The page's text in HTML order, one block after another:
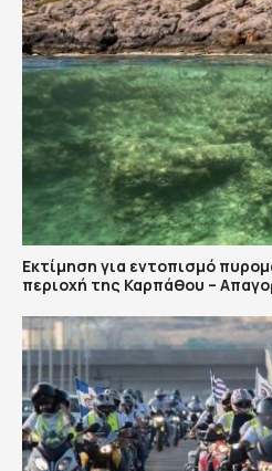
Εκτίμηση για εντοπισμό
περιοχή της Καρπάθου –